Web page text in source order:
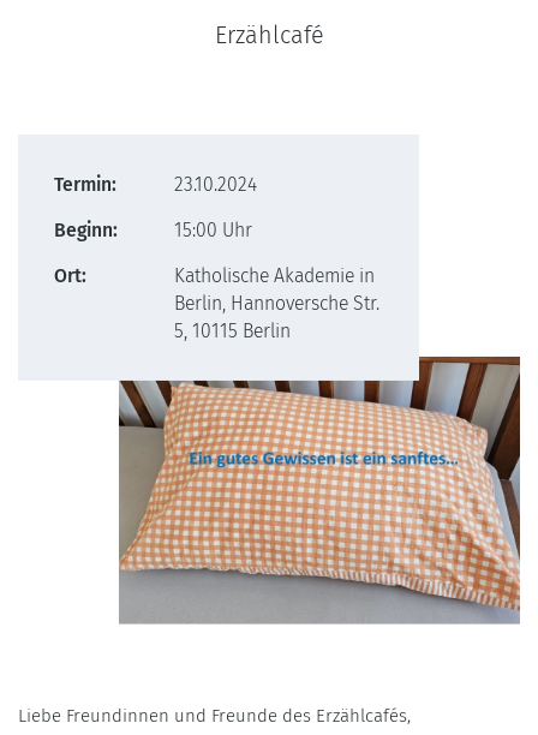
Erzählcafé
Termin:
23.10.2024
Beginn:
15:00 Uhr
Ort:
Katholische Akademie in
Berlin, Hannoversche Str.
5, 10115 Berlin
Liebe Freundinnen und Freunde des Erzählcafés,